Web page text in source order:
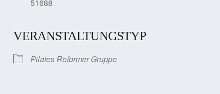
51688
VERANSTALTUNGSTYP
Pilates Reformer Gruppe